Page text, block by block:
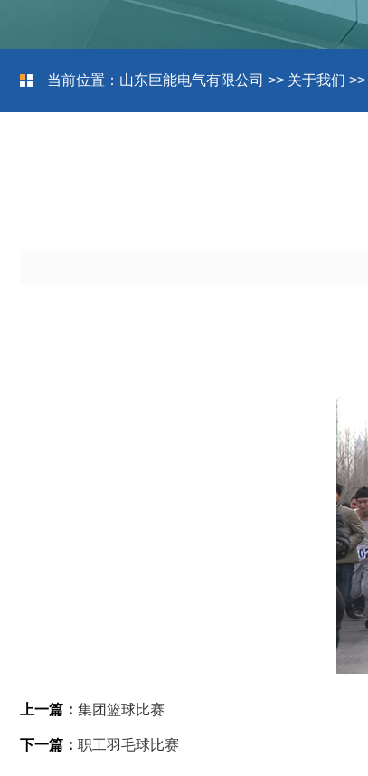
当前位置： 山东巨能电气有限公司 >> 关于我们 >>
上一篇： 集团篮球比赛
下一篇： 职工羽毛球比赛